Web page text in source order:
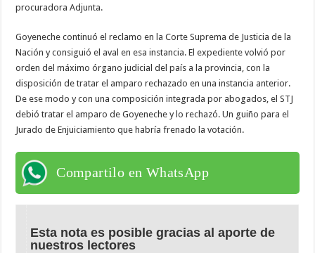
procuradora Adjunta.
Goyeneche continuó el reclamo en la Corte Suprema de Justicia de la
Nación y consiguió el aval en esa instancia. El expediente volvió por
orden del máximo órgano judicial del país a la provincia, con la
disposición de tratar el amparo rechazado en una instancia anterior.
De ese modo y con una composición integrada por abogados, el STJ
debió tratar el amparo de Goyeneche y lo rechazó. Un guiño para el
Jurado de Enjuiciamiento que habría frenado la votación.
Compartilo en WhatsApp
Esta nota es posible gracias al aporte de
nuestros lectores